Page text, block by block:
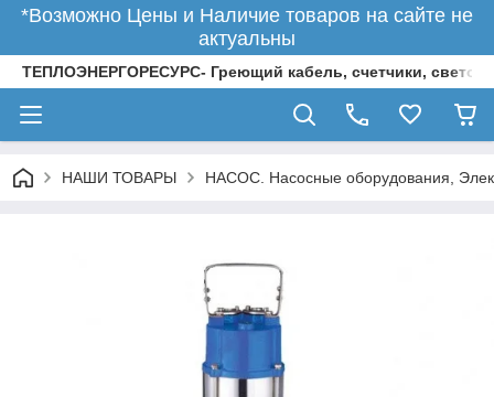
*Возможно Цены и Наличие товаров на сайте не
актуальны
ТЕПЛОЭНЕРГОРЕСУРС- Греющий кабель, счетчики,
НАШИ ТОВАРЫ НАСОС. Насосные оборудования,